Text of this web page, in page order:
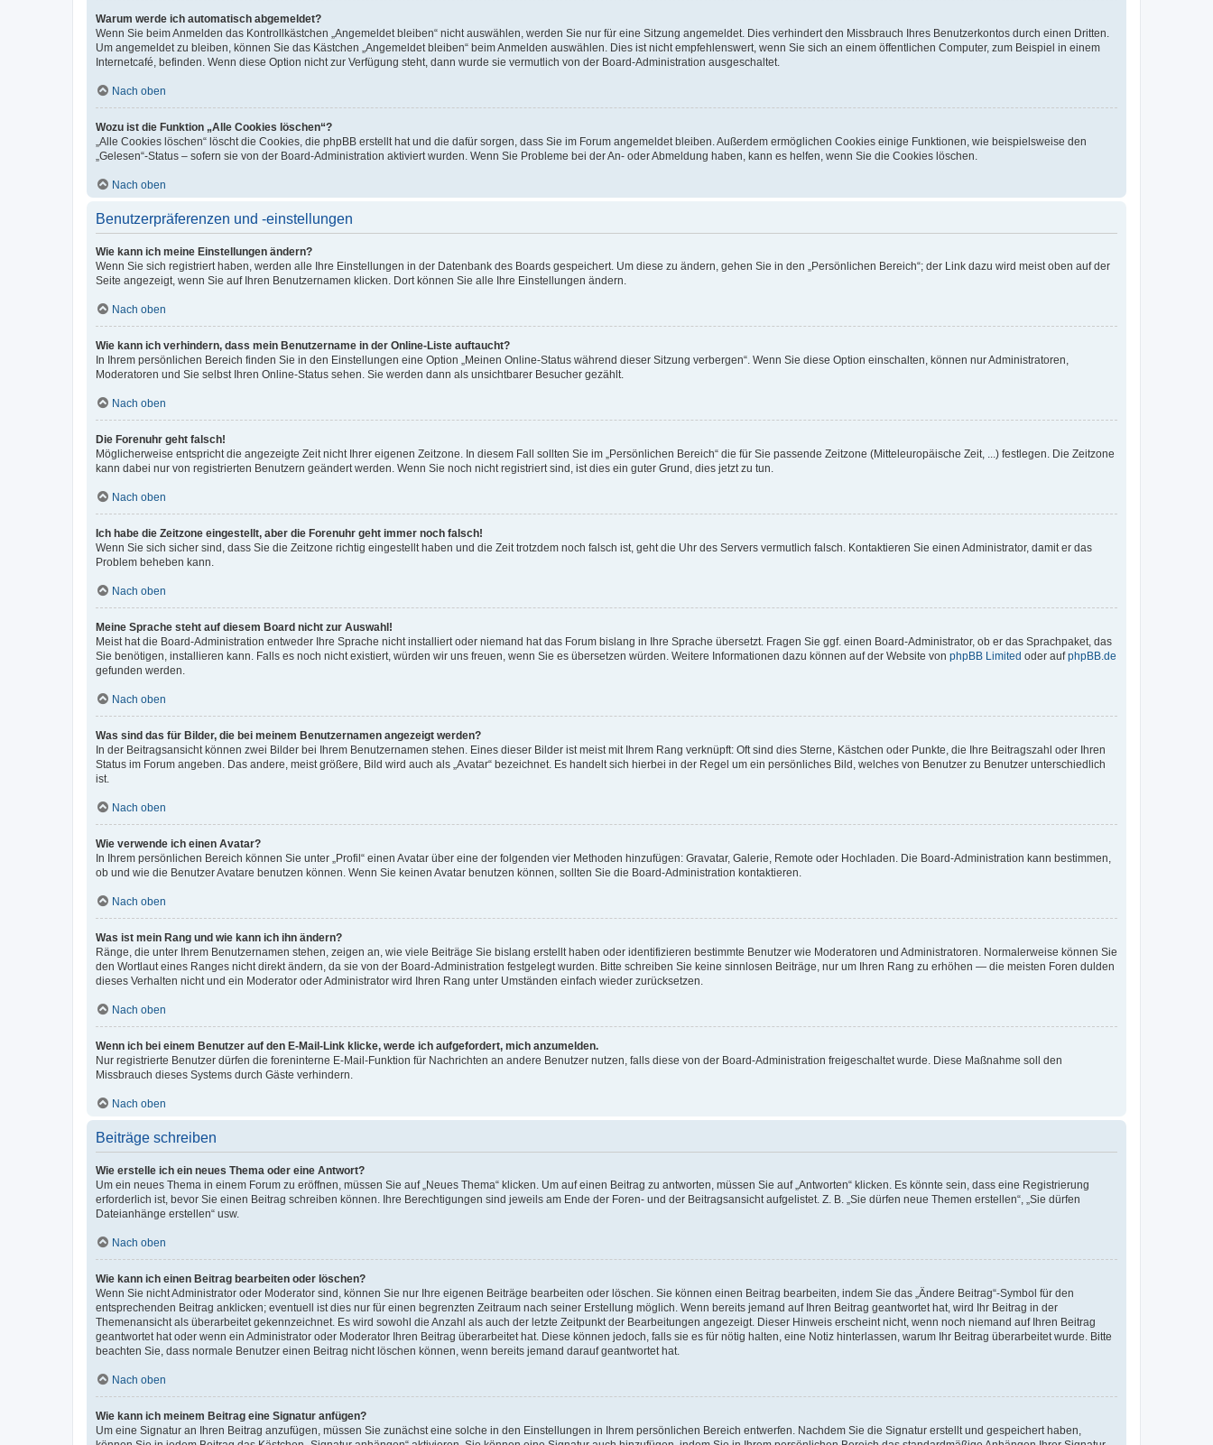
Warum werde ich automatisch abgemeldet?
Wenn Sie beim Anmelden das Kontrollkästchen „Angemeldet bleiben“ nicht auswählen, werden Sie nur für eine Sitzung angemeldet. Dies verhindert den Missbrauch Ihres Benutzerkontos durch einen Dritten.
Um angemeldet zu bleiben, können Sie das Kästchen „Angemeldet bleiben“ beim Anmelden auswählen. Dies ist nicht empfehlenswert, wenn Sie sich an einem öffentlichen Computer, zum Beispiel in einem
Internetcafé, befinden. Wenn diese Option nicht zur Verfügung steht, dann wurde sie vermutlich von der Board-Administration ausgeschaltet.
Nach oben
Wozu ist die Funktion „Alle Cookies löschen“?
„Alle Cookies löschen“ löscht die Cookies, die phpBB erstellt hat und die dafür sorgen, dass Sie im Forum angemeldet bleiben. Außerdem ermöglichen Cookies einige Funktionen, wie beispielsweise den
„Gelesen“-Status – sofern sie von der Board-Administration aktiviert wurden. Wenn Sie Probleme bei der An- oder Abmeldung haben, kann es helfen, wenn Sie die Cookies löschen.
Nach oben
Benutzerpräferenzen und -einstellungen
Wie kann ich meine Einstellungen ändern?
Wenn Sie sich registriert haben, werden alle Ihre Einstellungen in der Datenbank des Boards gespeichert. Um diese zu ändern, gehen Sie in den „Persönlichen Bereich“; der Link dazu wird meist oben auf der
Seite angezeigt, wenn Sie auf Ihren Benutzernamen klicken. Dort können Sie alle Ihre Einstellungen ändern.
Nach oben
Wie kann ich verhindern, dass mein Benutzername in der Online-Liste auftaucht?
In Ihrem persönlichen Bereich finden Sie in den Einstellungen eine Option „Meinen Online-Status während dieser Sitzung verbergen“. Wenn Sie diese Option einschalten, können nur Administratoren,
Moderatoren und Sie selbst Ihren Online-Status sehen. Sie werden dann als unsichtbarer Besucher gezählt.
Nach oben
Die Forenuhr geht falsch!
Möglicherweise entspricht die angezeigte Zeit nicht Ihrer eigenen Zeitzone. In diesem Fall sollten Sie im „Persönlichen Bereich“ die für Sie passende Zeitzone (Mitteleuropäische Zeit, ...) festlegen. Die Zeitzone
kann dabei nur von registrierten Benutzern geändert werden. Wenn Sie noch nicht registriert sind, ist dies ein guter Grund, dies jetzt zu tun.
Nach oben
Ich habe die Zeitzone eingestellt, aber die Forenuhr geht immer noch falsch!
Wenn Sie sich sicher sind, dass Sie die Zeitzone richtig eingestellt haben und die Zeit trotzdem noch falsch ist, geht die Uhr des Servers vermutlich falsch. Kontaktieren Sie einen Administrator, damit er das
Problem beheben kann.
Nach oben
Meine Sprache steht auf diesem Board nicht zur Auswahl!
Meist hat die Board-Administration entweder Ihre Sprache nicht installiert oder niemand hat das Forum bislang in Ihre Sprache übersetzt. Fragen Sie ggf. einen Board-Administrator, ob er das Sprachpaket, das
Sie benötigen, installieren kann. Falls es noch nicht existiert, würden wir uns freuen, wenn Sie es übersetzen würden. Weitere Informationen dazu können auf der Website von phpBB Limited oder aufphpBB.de
gefunden werden.
Nach oben
Was sind das für Bilder, die bei meinem Benutzernamen angezeigt werden?
In der Beitragsansicht können zwei Bilder bei Ihrem Benutzernamen stehen. Eines dieser Bilder ist meist mit Ihrem Rang verknüpft: Oft sind dies Sterne, Kästchen oder Punkte, die Ihre Beitragszahl oder Ihren
Status im Forum angeben. Das andere, meist größere, Bild wird auch als „Avatar“ bezeichnet. Es handelt sich hierbei in der Regel um ein persönliches Bild, welches von Benutzer zu Benutzer unterschiedlich
ist.
Nach oben
Wie verwende ich einen Avatar?
In Ihrem persönlichen Bereich können Sie unter „Profil“ einen Avatar über eine der folgenden vier Methoden hinzufügen: Gravatar, Galerie, Remote oder Hochladen. Die Board-Administration kann bestimmen,
ob und wie die Benutzer Avatare benutzen können. Wenn Sie keinen Avatar benutzen können, sollten Sie die Board-Administration kontaktieren.
Nach oben
Was ist mein Rang und wie kann ich ihn ändern?
Ränge, die unter Ihrem Benutzernamen stehen, zeigen an, wie viele Beiträge Sie bislang erstellt haben oder identifizieren bestimmte Benutzer wie Moderatoren und Administratoren. Normalerweise können Sie
den Wortlaut eines Ranges nicht direkt ändern, da sie von der Board-Administration festgelegt wurden. Bitte schreiben Sie keine sinnlosen Beiträge, nur um Ihren Rang zu erhöhen — die meisten Foren dulden
dieses Verhalten nicht und ein Moderator oder Administrator wird Ihren Rang unter Umständen einfach wieder zurücksetzen.
Nach oben
Wenn ich bei einem Benutzer auf den E-Mail-Link klicke, werde ich aufgefordert, mich anzumelden.
Nur registrierte Benutzer dürfen die foreninterne E-Mail-Funktion für Nachrichten an andere Benutzer nutzen, falls diese von der Board-Administration freigeschaltet wurde. Diese Maßnahme soll den
Missbrauch dieses Systems durch Gäste verhindern.
Nach oben
Beiträge schreiben
Wie erstelle ich ein neues Thema oder eine Antwort?
Um ein neues Thema in einem Forum zu eröffnen, müssen Sie auf „Neues Thema“ klicken. Um auf einen Beitrag zu antworten, müssen Sie auf „Antworten“ klicken. Es könnte sein, dass eine Registrierung
erforderlich ist, bevor Sie einen Beitrag schreiben können. Ihre Berechtigungen sind jeweils am Ende der Foren- und der Beitragsansicht aufgelistet. Z. B. „Sie dürfen neue Themen erstellen“, „Sie dürfen
Dateianhänge erstellen“ usw.
Nach oben
Wie kann ich einen Beitrag bearbeiten oder löschen?
Wenn Sie nicht Administrator oder Moderator sind, können Sie nur Ihre eigenen Beiträge bearbeiten oder löschen. Sie können einen Beitrag bearbeiten, indem Sie das „Ändere Beitrag“-Symbol für den
entsprechenden Beitrag anklicken; eventuell ist dies nur für einen begrenzten Zeitraum nach seiner Erstellung möglich. Wenn bereits jemand auf Ihren Beitrag geantwortet hat, wird Ihr Beitrag in der
Themenansicht als überarbeitet gekennzeichnet. Es wird sowohl die Anzahl als auch der letzte Zeitpunkt der Bearbeitungen angezeigt. Dieser Hinweis erscheint nicht, wenn noch niemand auf Ihren Beitrag
geantwortet hat oder wenn ein Administrator oder Moderator Ihren Beitrag überarbeitet hat. Diese können jedoch, falls sie es für nötig halten, eine Notiz hinterlassen, warum Ihr Beitrag überarbeitet wurde. Bitte
beachten Sie, dass normale Benutzer einen Beitrag nicht löschen können, wenn bereits jemand darauf geantwortet hat.
Nach oben
Wie kann ich meinem Beitrag eine Signatur anfügen?
Um eine Signatur an Ihren Beitrag anzufügen, müssen Sie zunächst eine solche in den Einstellungen in Ihrem persönlichen Bereich entwerfen. Nachdem Sie die Signatur erstellt und gespeichert haben,